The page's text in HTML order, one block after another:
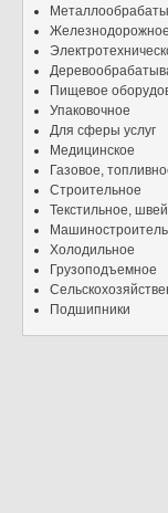
Железнодорожное
Пищевое
Упаковочное
Для сферы услуг
Медицинское
Газовое,
Строительное
Текстильное,
Холодильное
Грузоподъемное
Подшипники